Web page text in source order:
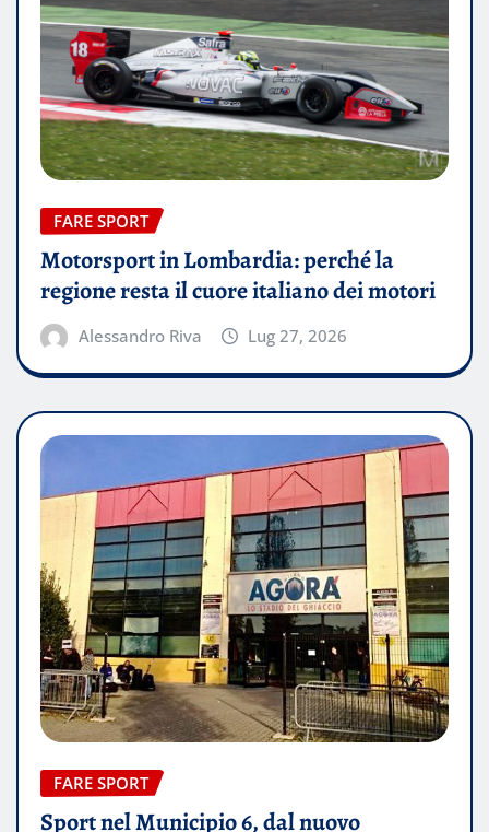
FARE SPORT
Motorsport in Lombardia: perché la
regione resta il cuore italiano dei motori
Alessandro Riva Lug 27, 2026
FARE SPORT
Sport nel Municipio 6, dal nuovo